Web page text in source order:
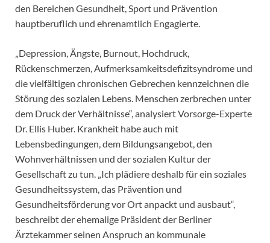
den Bereichen Gesundheit, Sport und Prävention
hauptberuflich und ehrenamtlich Engagierte.
„Depression, Ängste, Burnout, Hochdruck,
Rückenschmerzen, Aufmerksamkeitsdefizitsyndrome und
die vielfältigen chronischen Gebrechen kennzeichnen die
Störung des sozialen Lebens. Menschen zerbrechen unter
dem Druck der Verhältnisse“, analysiert Vorsorge-Experte
Dr. Ellis Huber. Krankheit habe auch mit
Lebensbedingungen, dem Bildungsangebot, den
Wohnverhältnissen und der sozialen Kultur der
Gesellschaft zu tun. „Ich plädiere deshalb für ein soziales
Gesundheitssystem, das Prävention und
Gesundheitsförderung vor Ort anpackt und ausbaut“,
beschreibt der ehemalige Präsident der Berliner
Ärztekammer seinen Anspruch an kommunale